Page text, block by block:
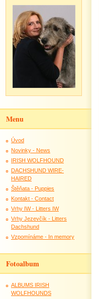
Menu
Úvod
Novinky - News
IRISH WOLFHOUND
DACHSHUND WIRE-
HAIRED
Štěňata - Puppies
Kontakt - Contact
Vrhy IW - Litters IW
Vrhy Jezevčík - Litters
Dachshund
Vzpomínáme - In memory
Fotoalbum
ALBUMS IRISH
WOLFHOUNDS